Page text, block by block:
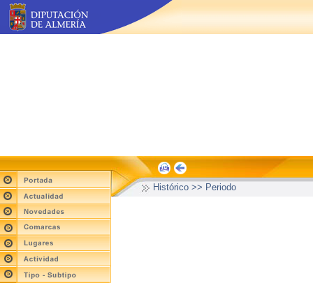
Histórico >> Periodo